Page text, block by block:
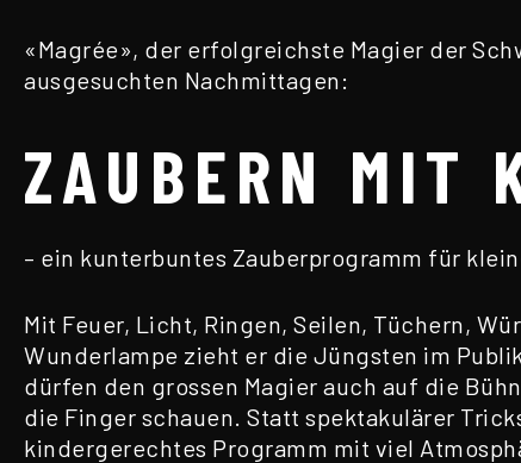
«Magrée», der erfolgreichste Magier der
ausgesuchten Nachmittagen:
ZAUBERN MIT
– ein kunterbuntes Zauberprogramm für
Mit Feuer, Licht, Ringen, Seilen, Tüchern,
Wunderlampe zieht er die Jüngsten im
dürfen den grossen Magier auch auf die
die Finger schauen. Statt spektakulärer
kindergerechtes Programm mit viel